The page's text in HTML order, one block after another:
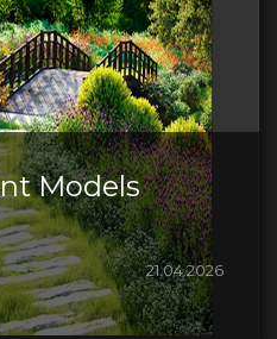
Models
21.04.2026